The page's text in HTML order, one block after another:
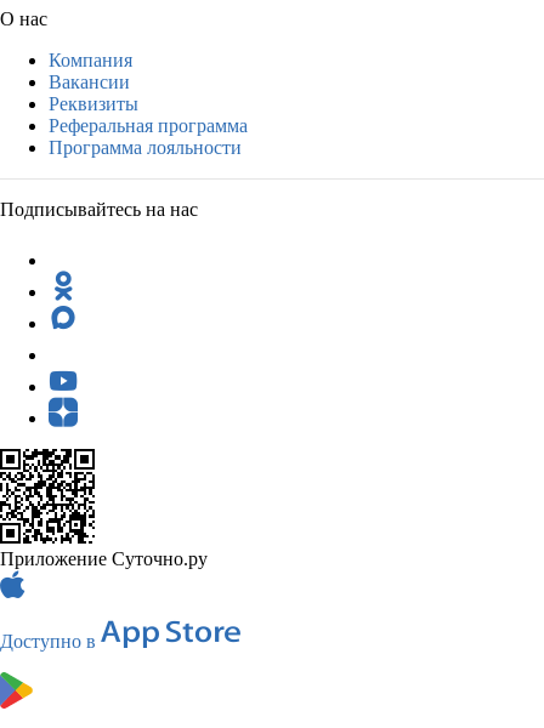
О нас
Компания
Вакансии
Реквизиты
Реферальная программа
Программа лояльности
Подписывайтесь на нас
Приложение Суточно.ру
Доступно в